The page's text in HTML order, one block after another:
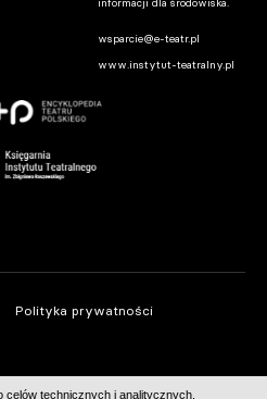
wsparcie@e-teatr.pl
www.instytut-teatralny.pl
Polityka prywatności
technicznych i analitycznych.